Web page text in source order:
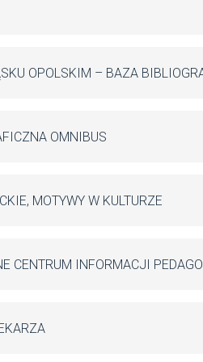
OPOLSKIM – BAZA
OMNIBUS
MOTYWY W KULTURZE
CENTRUM INFORMACJI